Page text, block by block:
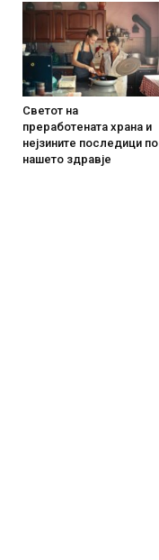
Светот на
преработената храна и
нејзините последици по
нашето здравје